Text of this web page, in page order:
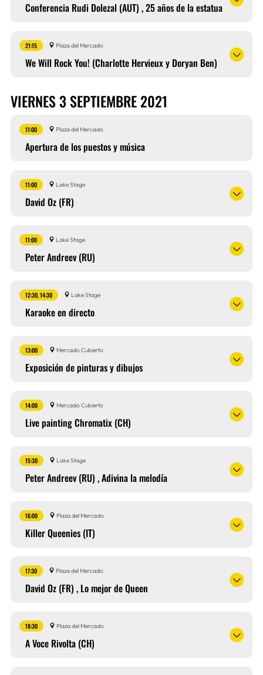
Conferencia Rudi Dolezal (AUT) , 25 años de la estatua
21:15 Plaza del Mercado
We Will Rock You! (Charlotte Hervieux y Doryan Ben)
VIERNES 3 SEPTIEMBRE 2021
11:00 Plaza del Mercado
Apertura de los puestos y música
11:00 Lake Stage
David Oz (FR)
11:00 Lake Stage
Peter Andreev (RU)
12:30, 14:30 Lake Stage
Karaoke en directo
13:00 Mercado Cubierto
Exposición de pinturas y dibujos
14:00 Mercado Cubierto
Live painting Chromatix (CH)
15:30 Lake Stage
Peter Andreev (RU) , Adivina la melodía
16:00 Plaza del Mercado
Killer Queenies (IT)
17:30 Plaza del Mercado
David Oz (FR) , Lo mejor de Queen
18:30 Plaza del Mercado
A Voce Rivolta (CH)